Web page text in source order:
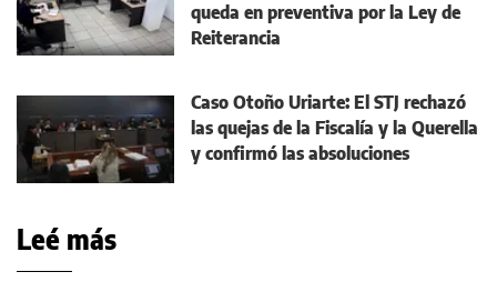
queda en preventiva por la Ley de
Reiterancia
Caso Otoño Uriarte: El STJ rechazó
las quejas de la Fiscalía y la Querella
y confirmó las absoluciones
Leé más